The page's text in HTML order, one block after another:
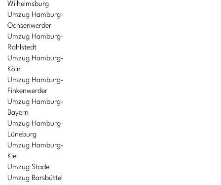
Wilhelmsburg
Umzug Hamburg-
Ochsenwerder
Umzug Hamburg-
Rahlstedt
Umzug Hamburg-
Köln
Umzug Hamburg-
Finkenwerder
Umzug Hamburg-
Bayern
Umzug Hamburg-
Lüneburg
Umzug Hamburg-
Kiel
Umzug Stade
Umzug Barsbüttel